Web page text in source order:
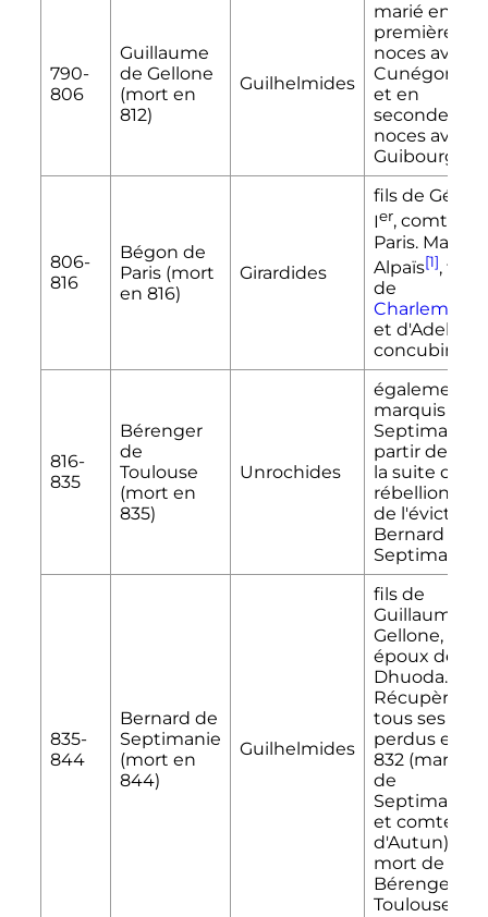
790-
806
Guillaume
de Gellone
(mort en
812)
Guilhelmides
marié en
premières
noces avec
Cunégonde
et en
secondes
noces avec
Guibourg
806-
816
Bégon de
Paris (mort
en 816)
Girardides
fils de Gérard
Ier, comte de
Paris. Marié à
Alpaïs[1], fille
de
et
concubine
816-
835
Bérenger
de
Toulouse
(mort en
835)
Unrochides
également
marquis de
Septimanie à
partir de 832
la suite de la
rébellion et
de l'éviction
Bernard de
Septimanie
835-
844
Bernard de
Septimanie
(mort en
844)
Guilhelmides
fils de
Guillaume
Gellone,
époux de
Dhuoda.
Récupère
tous ses
perdus en
832 (marquis
de
Septimanie
et comte
d'Autun) à la
mort de
Bérenger de
Toulouse